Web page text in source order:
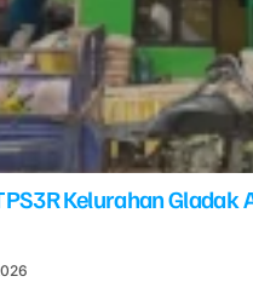
Kelurahan